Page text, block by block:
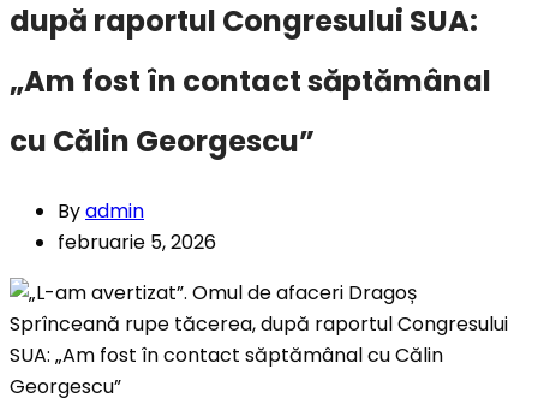
după raportul Congresului SUA:
„Am fost în contact săptămânal
cu Călin Georgescu”
Byadmin
februarie 5, 2026